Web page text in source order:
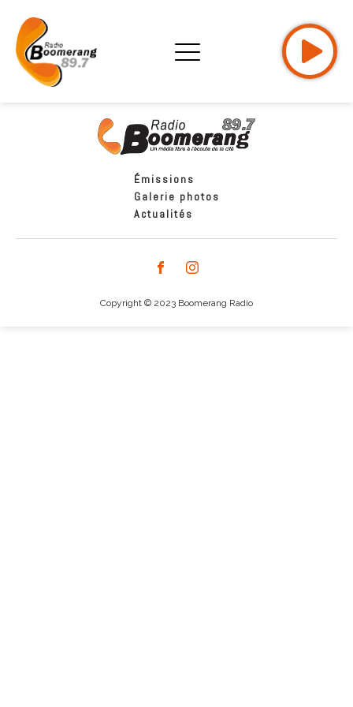
Émissions
Galerie photos
Actualités
Copyright © 2023 Boomerang Radio